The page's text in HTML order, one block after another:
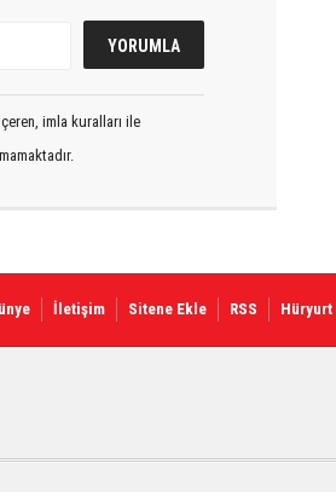
imla kuralları ile
İletişim Sitene Ekle RSS Hüryurt